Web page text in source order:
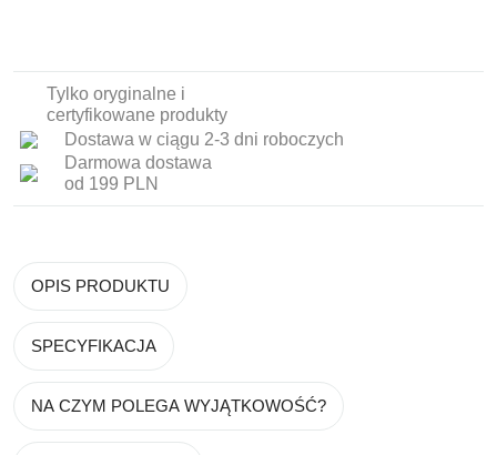
Tylko oryginalne i
certyfikowane produkty
Dostawa w ciągu 2-3 dni roboczych
Darmowa dostawa
od 199 PLN
OPIS PRODUKTU
SPECYFIKACJA
NA CZYM POLEGA WYJĄTKOWOŚĆ?